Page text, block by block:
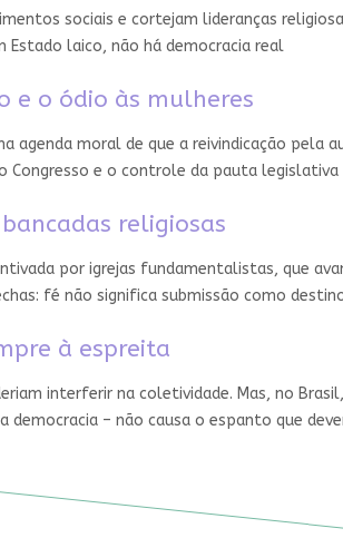
sociais e cortejam lideranças
Estado laico, não há democracia real
e o ódio às mulheres
agenda moral de que a reivindicação pela
Congresso e o controle da pauta legislativa
religiosas
por igrejas fundamentalistas, que
fé não significa submissão como
à espreita
interferir na coletividade. Mas, no
– não causa o espanto que